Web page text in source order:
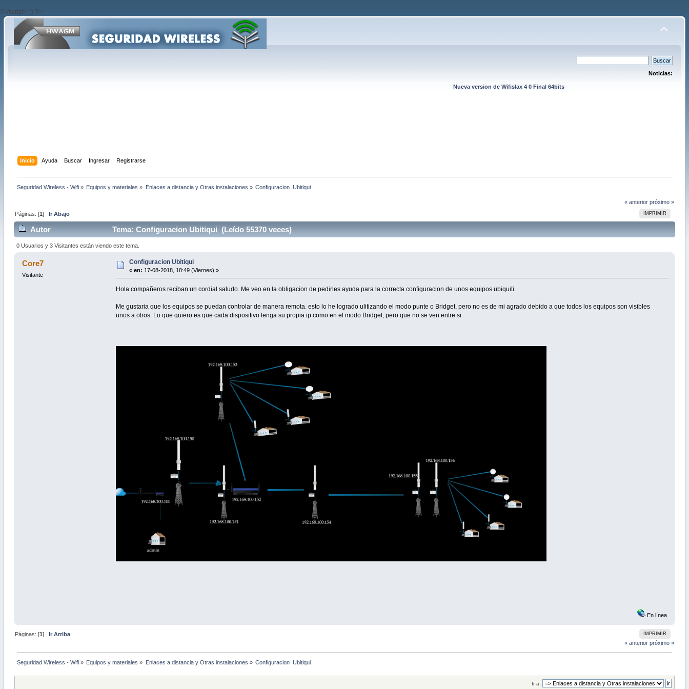
?>/script>'; } ?>
Noticias:
Nueva version de Wifislax 4 0 Final 64bits
Inicio Ayuda Buscar Ingresar Registrarse
Seguridad Wireless - Wifi» Equipos y materiales » Enlaces a distancia y Otras instalaciones » Configuracion  Ubitiqui
« anterior próximo »
IMPRIMIR
Páginas: [1] Ir Abajo
Autor Tema: Configuracion Ubitiqui (Leído 55370 veces)
0 Usuarios y 3 Visitantes están viendo este tema.
Core7
Visitante
Configuracion Ubitiqui
« en: 17-08-2018, 18:49 (Viernes) »
Hola compañeros reciban un cordial saludo. Me veo en la obligacion de pedirles ayuda para la correcta configuracion de unos equipos ubiquiti.
Me gustaria que los equipos se puedan controlar de manera remota. esto lo he logrado ulitizando el modo punte o Bridget, pero no es de mi agrado debido a que todos los equipos son visibles
unos a otros. Lo que quiero es que cada dispositivo tenga su propia ip como en el modo Bridget, pero que no se ven entre si.
En línea
IMPRIMIR
Páginas: [1] Ir Arriba
« anterior próximo »
Seguridad Wireless - Wifi» Equipos y materiales » Enlaces a distancia y Otras instalaciones » Configuracion  Ubitiqui
Ir a: